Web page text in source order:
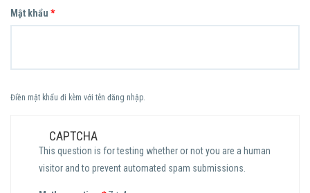
Mật khẩu *
Điền mật khẩu đi kèm với tên đăng nhập.
CAPTCHA
This question is for testing whether or not you are a human
visitor and to prevent automated spam submissions.